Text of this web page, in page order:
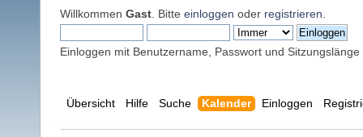
Willkommen Gast . Bitte einloggen oder registrieren
Einloggen mit Benutzername, Passwort und Sitzungslänge
Übersicht Hilfe Suche Kalender Einloggen